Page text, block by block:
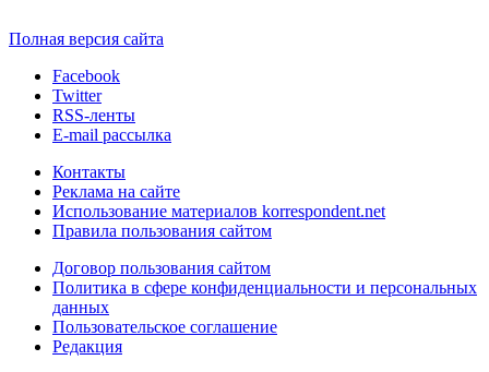
Полная версия сайта
Facebook
Twitter
RSS-ленты
E-mail рассылка
Контакты
Реклама на сайте
Использование материалов korrespondent.net
Правила пользования сайтом
Договор пользования сайтом
Политика в сфере конфиденциальности и персональных
данных
Пользовательское соглашение
Редакция